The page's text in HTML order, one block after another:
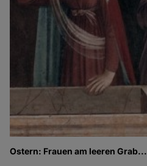
Ostern: Frauen am leeren Grab...